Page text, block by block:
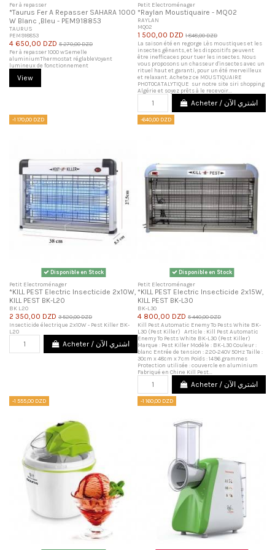
Fer à repasser
*Taurus Fer A Repasser SAHARA 1000
W Blanc ,Bleu - PEM918853
TAURUS
PEM918853
4 650,00 DZD 5 270,00 DZD
Fer à repasser 1000 wSemelle
aluminiumThermostat réglableVoyant
lumineux de fonctionnement
View
Petit Electroménager
*Raylan Moustiquaire - MQ02
RAYLAN
MQ02
1 500,00 DZD 1 848,00 DZD
La saison été en regorge Lès moustiques et les
insectes gênants, et les dispositifs peuvent
être inefficaces pour tuer les insectes. Nous
vous proposons un chasseur d'insectes avec un
rituel haut et garanti, pour un été merveilleux
et relaxant. Achetez ce MOUSTIQUAIRE
PHOTOCATALYTIQUE sur notre site siri shopping
Algérie et soyez prêts à le recevoir...
Acheter / اشتري الآن
-1 170,00 DZD
Disponible en Stock
Petit Electroménager
*KILL PEST Electric Insecticide 2x10W,
KILL PEST BK-L20
BK L20
2 350,00 DZD 3 520,00 DZD
Insecticide électrique 2x10W - Pest Killer BK-
L20
Acheter / اشتري الآن
-640,00 DZD
Disponible en Stock
Petit Electroménager
*KILL PEST Electric Insecticide 2x15W,
KILL PEST BK-L30
BK-L30
4 800,00 DZD 5 440,00 DZD
Kill Pest Automatic Enemy To Pests White BK-
L30 (Pest Killer) Article : Kill Pest Automatic
Enemy To Pests White BK-L30 (Pest Killer)
Marque : Pest Killer Modèle : BK-L30 Couleur :
blanc Entrée de tension : 220-240V 50Hz Taille :
30cm x 48cm x 7cm Poids : 1496 grammes
Protection utilisée : couvercle en aluminium
Fabriqué en Chine Kill Pest...
Acheter / اشتري الآن
-1 555,00 DZD -1 160,00 DZD